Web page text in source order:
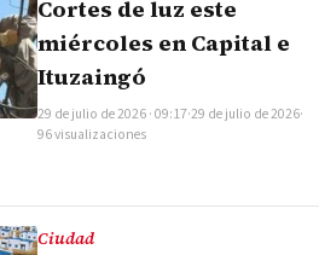
Cortes de luz este
miércoles en Capital e
Ituzaingó
29 de julio de 2026 · 09:17·29 de julio de 2026·
96 visualizaciones
Ciudad